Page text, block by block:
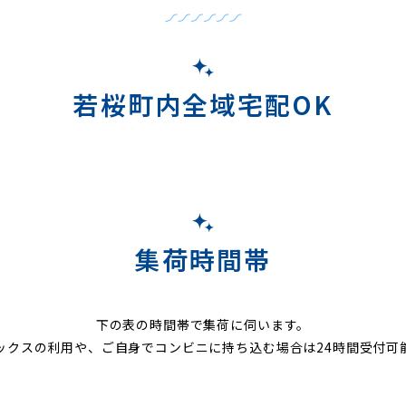
若桜町内全域宅配OK
集荷時間帯
下の表の時間帯で集荷に伺います。
クスの利用や、ご自身でコンビニに持ち込む場合は24時間受付可